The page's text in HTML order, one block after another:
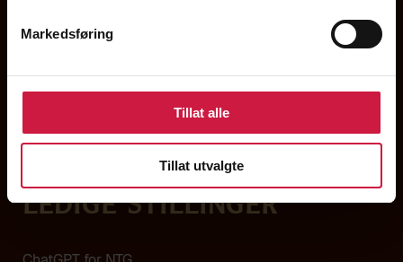
Markedsføring
Tillat alle
Tillat utvalgte
Om NTG
Ledige stillinger